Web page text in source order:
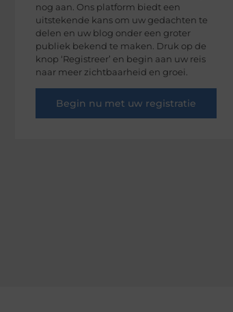
nog aan. Ons platform biedt een
uitstekende kans om uw gedachten te
delen en uw blog onder een groter
publiek bekend te maken. Druk op de
knop ‘Registreer’ en begin aan uw reis
naar meer zichtbaarheid en groei.
Begin nu met uw registratie